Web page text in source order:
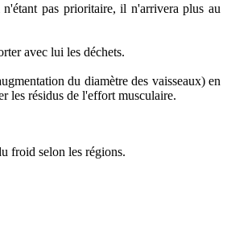
pas prioritaire, il n'arrivera plus au
avec lui les déchets.
du diamètre des vaisseaux) en
les résidus de l'effort musculaire.
froid selon les régions.